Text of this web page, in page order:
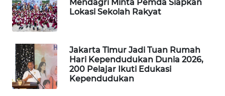
Mendagri Minta Pemda Siapkan
Lokasi Sekolah Rakyat
Jakarta Timur Jadi Tuan Rumah
Hari Kependudukan Dunia 2026,
200 Pelajar Ikuti Edukasi
Kependudukan
UMKM
SELEB
WAHANA
PERSONA